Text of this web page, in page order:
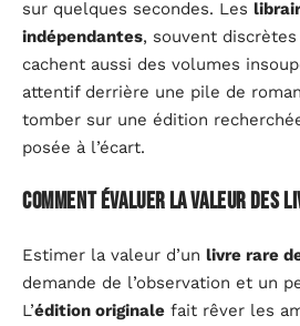
sur quelques secondes. Les
indépendantes, souvent
cachent aussi des volumes
attentif derrière une pile de
tomber sur une édition
posée à l’écart.
Comment évaluer la valeur des
Estimer la valeur d’un livre rare
demande de l’observation et un
L’édition originale fait rêver les